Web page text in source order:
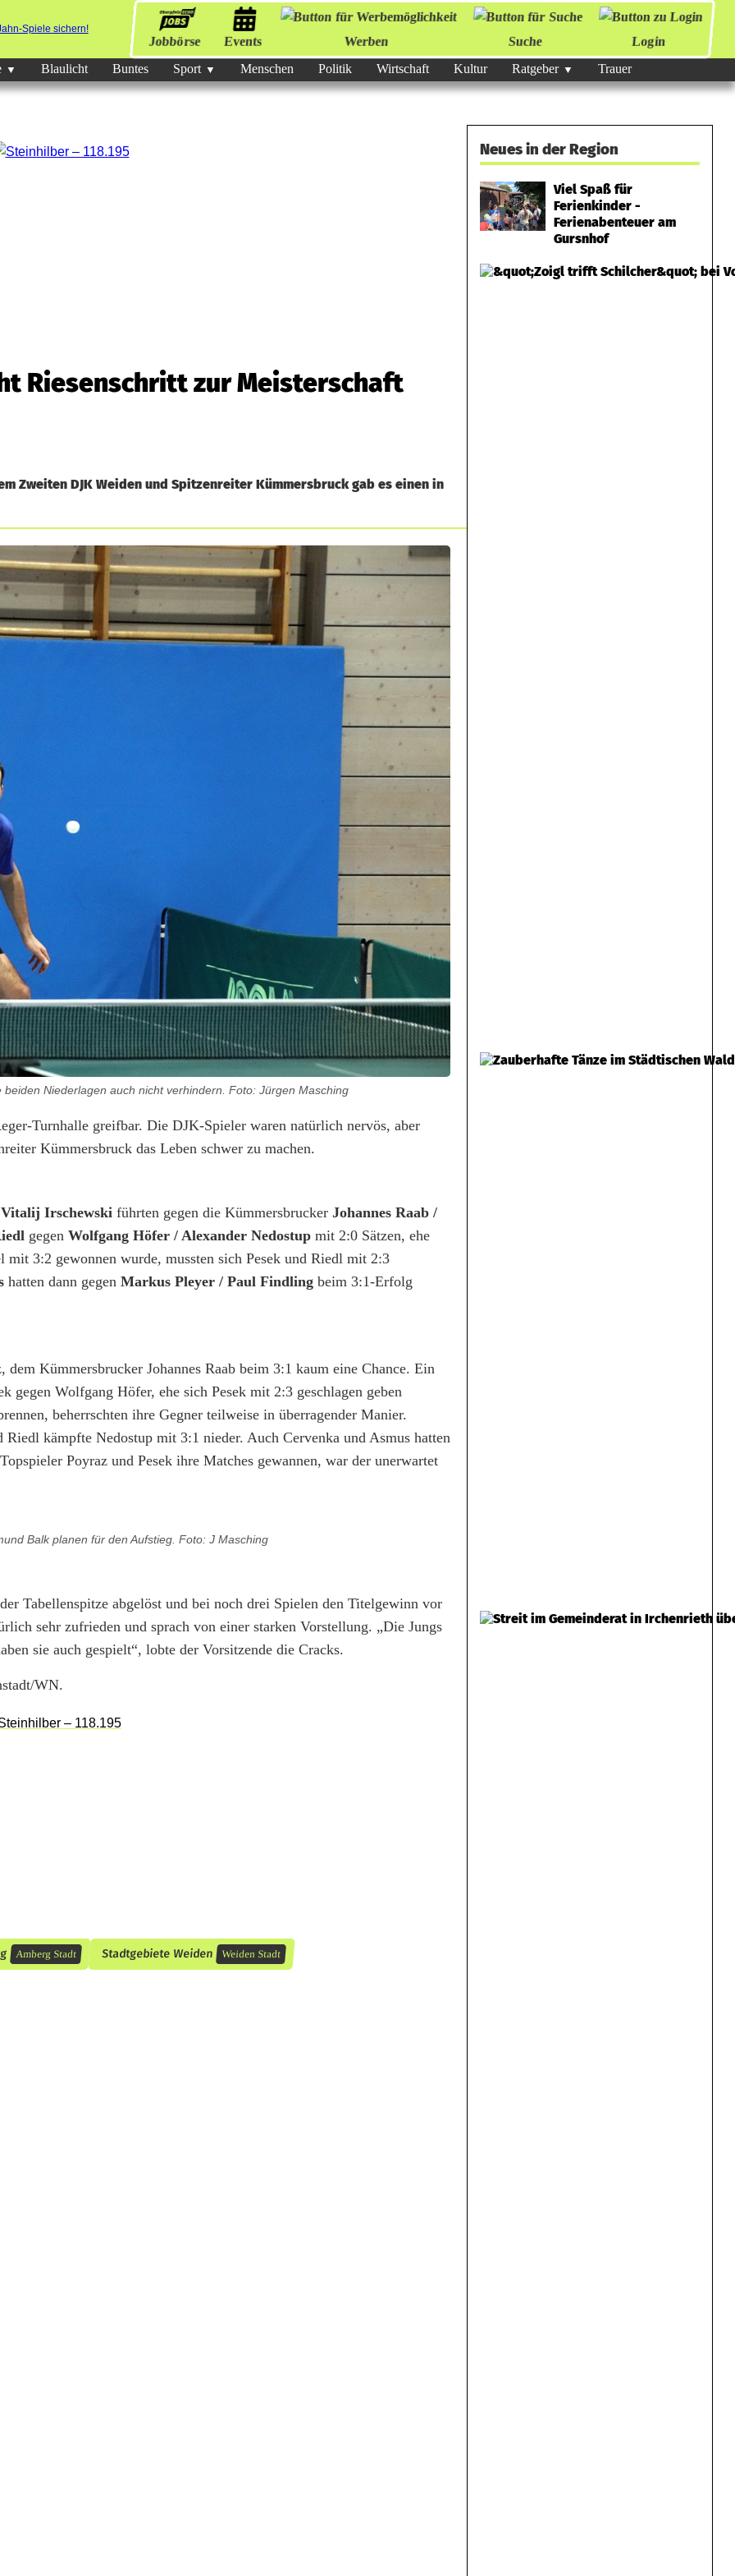
Jobbörse Events Werben Suche
Login
Blaulicht Buntes Sport Menschen Politik Wirtschaft Kultur Ratgeber Trauer
Riesenschritt zur Meisterschaft
Zweiten DJK Weiden und Spitzenreiter Kümmersbruck gab es einen in
Niederlagen auch nicht verhindern. Foto: Jürgen Masching
Turnhalle greifbar. Die DJK-Spieler waren natürlich nervös, aber
Kümmersbruck das Leben schwer zu machen.
Irschewski führten gegen die Kümmersbrucker Johannes Raab /
gegen Wolfgang Höfer / Alexander Nedostup mit 2:0 Sätzen, ehe
mit 3:2 gewonnen wurde, mussten sich Pesek und Riedl mit 2:3
hatten dann gegen Markus Pleyer / Paul Findling beim 3:1-Erfolg
Kümmersbrucker Johannes Raab beim 3:1 kaum eine Chance. Ein
gegen Wolfgang Höfer, ehe sich Pesek mit 2:3 geschlagen geben
beherrschten ihre Gegner teilweise in überragender Manier.
kämpfte Nedostup mit 3:1 nieder. Auch Cervenka und Asmus hatten
Poyraz und Pesek ihre Matches gewannen, war der unerwartet
Balk planen für den Aufstieg. Foto: J Masching
Tabellenspitze abgelöst und bei noch drei Spielen den Titelgewinn vor
sehr zufrieden und sprach von einer starken Vorstellung. „Die Jungs
sie auch gespielt“, lobte der Vorsitzende die Cracks.
WN.
Amberg Stadt Stadtgebiete Weiden Weiden Stadt
Neues in der Region
Viel Spaß für
Ferienkinder -
Ferienabenteuer am
Gursnhof